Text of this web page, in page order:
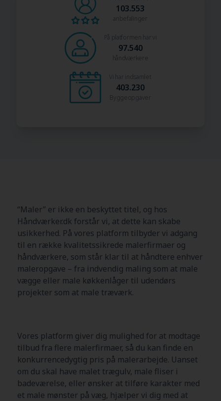
103.553
anbefalinger
På platformen har vi
97.540
håndværkere
Vi har indsamlet
403.230
Byggeopgaver
“Maler” er ikke en beskyttet titel, og hos
Håndværker.dk forstår vi, at dette kan skabe
usikkerhed. På vores platform tilbyder vi adgang
til en række kvalitetssikrede malerfirmaer og
håndværkere, som står klar til at håndtere enhver
maleropgave – fra indvendig maling som at male
vægge eller male køkkenlåger til udendørs
projekter som at male træværk.
Vores platform giver dig mulighed for at modtage
tilbud fra flere malerfirmaer, så du kan finde en
konkurrencedygtig pris på malerarbejde. Uanset
om du skal have malet trægulv, male fliser i
badeværelse, eller ønsker at tilføre karakter med
et male mønster på væg, hjælper vi dig med at